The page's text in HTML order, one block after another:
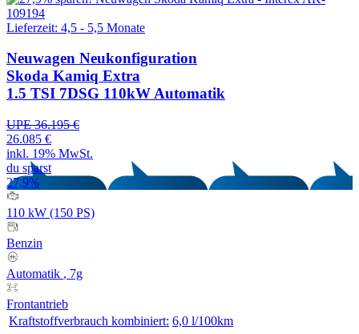
Lieferzeit: 4,5 - 5,5 Monate
Neuwagen Neukonfiguration
Skoda Kamiq Extra
1.5 TSI 7DSG 110kW Automatik
UPE 36.195 €
26.085 €
inkl. 19% MwSt.
du sparst
27,9%
110 kW (150 PS)
Benzin
Automatik , 7g
Frontantrieb
Kraftstoffverbrauch kombiniert: 6,0 l/100km